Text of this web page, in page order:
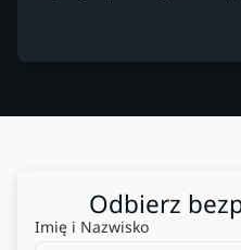
Odbierz
Imię i Nazwisko